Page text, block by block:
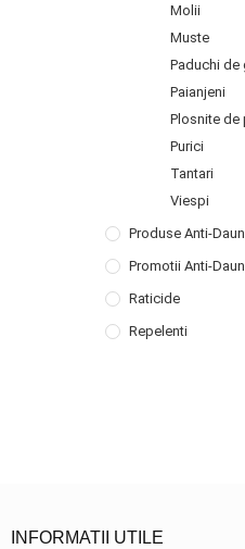
Molii
Muste
Paduchi de
Paianjeni
Plosnite de
Purici
Tantari
Viespi
Produse Anti-
Promotii Anti-
Raticide
Repelenti
INFORMATII UTILE